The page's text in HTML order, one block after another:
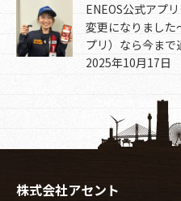
ENEOS公式アプ
変更になりました
プリ）なら今ま
2025年10月17日
株式会社アセント